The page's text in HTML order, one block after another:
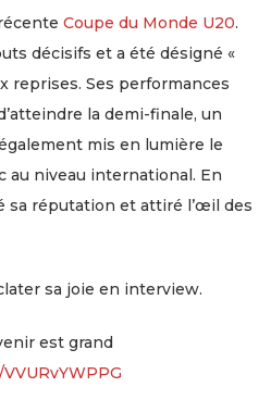
Coupe du Monde U20.
décisifs et a été désigné «
reprises. Ses performances
la demi-finale, un
mis en lumière le
au niveau international. En
sa réputation et attiré l’œil des
sa joie en interview.
est grand